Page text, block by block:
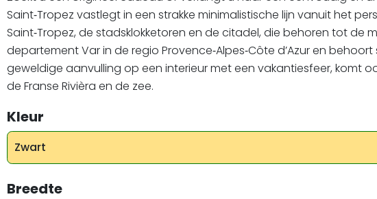
Saint‑Tropez vastlegt in een strakke minimalistische lijn vanuit het
Saint‑Tropez, de stadsklokketoren en de citadel, die behoren tot
departement Var in de regio Provence‑Alpes‑Côte d’Azur en
geweldige aanvulling op een interieur met een vakantiesfeer, komt
de Franse Rivièra en de zee.
Kleur
Zwart
Breedte